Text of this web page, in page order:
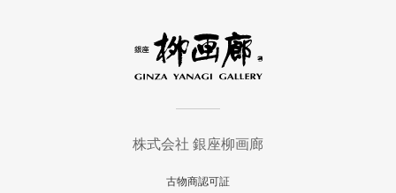
株式会社 銀座柳画廊
古物商認可証